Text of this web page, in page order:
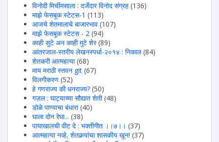
विनोदी मिर्चीमसाला : दर्जेदार विनोद संग्रह (136)
माझे फेसबूक स्टेटस-1 (113)
आजचे शेतमालाचे बाजारभाव (107)
माझे फेसबूक स्टेटस - 2 (94)
काही सुटे अन काही मुटे शेर (89)
आंतरजाल-स्तरीय लेखनस्पर्धा-२०१४ : निकाल (84)
शेतकरी आत्महत्या (68)
माय मराठी स्तवन git (67)
विलगीकरण (52)
हे गणराज्य की धनराज्य? (50)
गज़ल : घाट्याच्या सौद्यात शेती (48)
डोळे पाण्याचा बंधारा (40)
घाला दोन रेघा... (38)
पायाखालची वीट दे : भक्तीगीत ।।७।। (37)
आत्महत्या नव्हे, शेतकर्‍यांचा शासकीय खून! (37)